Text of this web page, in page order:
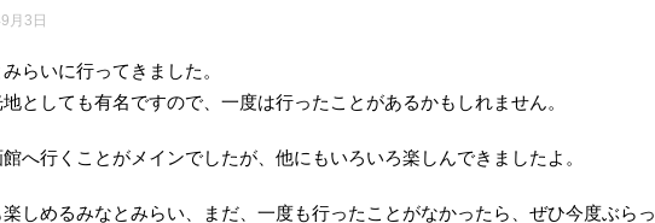
月3日
らいに行ってきました。
としても有名ですので、一度は行ったことがあるかもしれません。
へ行くことがメインでしたが、他にもいろいろ楽しんできましたよ。
しめるみなとみらい、まだ、一度も行ったことがなかったら、ぜひ今度ぶらっ